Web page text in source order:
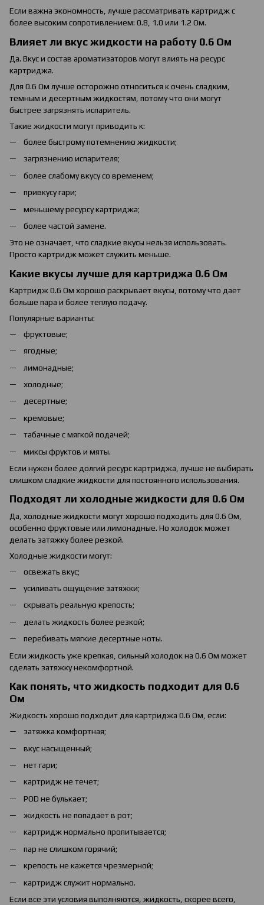
Если важна экономность, лучше рассматривать картридж с
более высоким сопротивлением: 0.8, 1.0 или 1.2 Ом.
Влияет ли вкус жидкости на работу 0.6 Ом
Да. Вкус и состав ароматизаторов могут влиять на ресурс
картриджа.
Для 0.6 Ом лучше осторожно относиться к очень сладким,
темным и десертным жидкостям, потому что они могут
быстрее загрязнять испаритель.
Такие жидкости могут приводить к:
более быстрому потемнению жидкости;
загрязнению испарителя;
более слабому вкусу со временем;
привкусу гари;
меньшему ресурсу картриджа;
более частой замене.
Это не означает, что сладкие вкусы нельзя использовать.
Просто картридж может служить меньше.
Какие вкусы лучше для картриджа 0.6 Ом
Картридж 0.6 Ом хорошо раскрывает вкусы, потому что дает
больше пара и более теплую подачу.
Популярные варианты:
фруктовые;
ягодные;
лимонадные;
холодные;
десертные;
кремовые;
табачные с мягкой подачей;
миксы фруктов и мяты.
Если нужен более долгий ресурс картриджа, лучше не выбирать
слишком сладкие жидкости для постоянного использования.
Подходят ли холодные жидкости для 0.6 Ом
Да, холодные жидкости могут хорошо подходить для 0.6 Ом,
особенно фруктовые или лимонадные. Но холодок может
делать затяжку более резкой.
Холодные жидкости могут:
освежать вкус;
усиливать ощущение затяжки;
скрывать реальную крепость;
делать жидкость более резкой;
перебивать мягкие десертные ноты.
Если жидкость уже крепкая, сильный холодок на 0.6 Ом может
сделать затяжку некомфортной.
Как понять, что жидкость подходит для 0.6
Ом
Жидкость хорошо подходит для картриджа 0.6 Ом, если:
затяжка комфортная;
вкус насыщенный;
нет гари;
картридж не течет;
POD не булькает;
жидкость не попадает в рот;
картридж нормально пропитывается;
пар не слишком горячий;
крепость не кажется чрезмерной;
картридж служит нормально.
Если все эти условия выполняются, жидкость, скорее всего,